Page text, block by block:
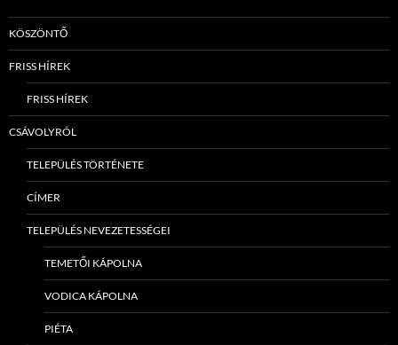
KÖSZÖNTŐ
FRISS HÍREK
FRISS HÍREK
CSÁVOLYRÓL
TELEPÜLÉS TÖRTÉNETE
CÍMER
TELEPÜLÉS NEVEZETESSÉGEI
TEMETŐI KÁPOLNA
VODICA KÁPOLNA
PIÉTA